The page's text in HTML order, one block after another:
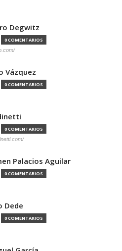
Degwitz
0 COMENTARIOS
Vázquez
0 COMENTARIOS
0 COMENTARIOS
Palacios Aguilar
0 COMENTARIOS
Dede
0 COMENTARIOS